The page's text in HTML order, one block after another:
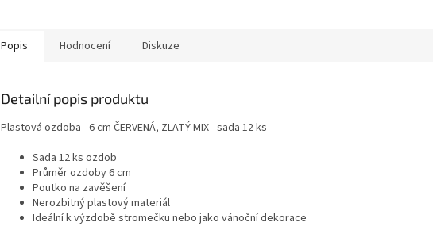
Popis Hodnocení Diskuze
Detailní popis produktu
Plastová ozdoba - 6 cm ČERVENÁ, ZLATÝ MIX - sada 12 ks
Sada 12 ks ozdob
Průměr ozdoby 6 cm
Poutko na zavěšení
Nerozbitný plastový materiál
Ideální k výzdobě stromečku nebo jako vánoční dekorace